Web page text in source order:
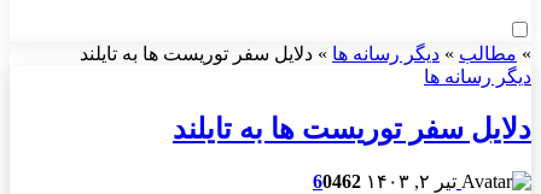
» مطالب » دیگر رسانه ها » دلایل سفر توریست ها به تایلند
دیگر رسانه ها
دلایل سفر توریست ها به تایلند
تیر ۲, ۱۴۰۳ 60462